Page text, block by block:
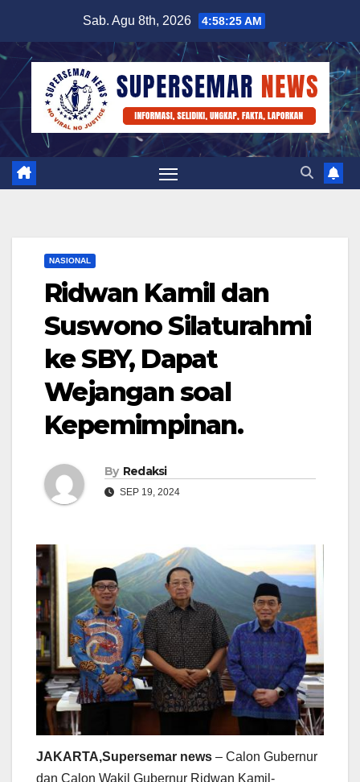
content
Sab. Agu 8th, 2026 4:58:26 AM
NASIONAL
Ridwan Kamil dan
Suswono Silaturahmi
ke SBY, Dapat
Wejangan soal
Kepemimpinan.
By Redaksi
SEP 19, 2024
JAKARTA,Supersemar news – Calon Gubernur
dan Calon Wakil Gubernur Ridwan Kamil-